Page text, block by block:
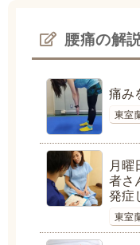
腰痛の解
痛み
東室
月曜
者さ
発症
東室